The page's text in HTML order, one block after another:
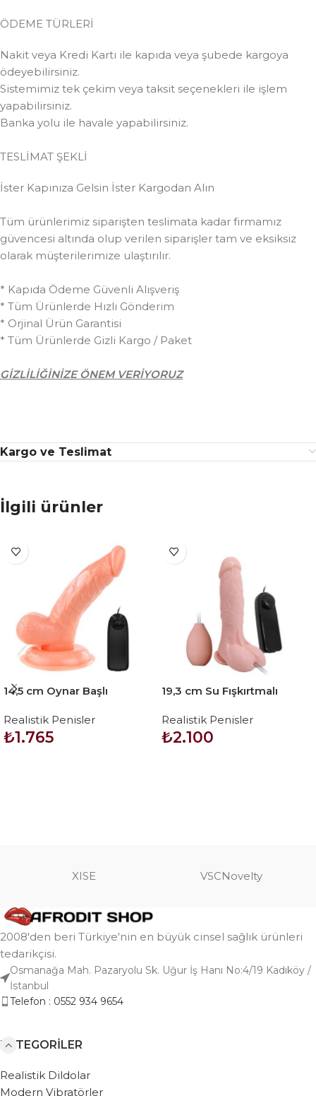
ÖDEME TÜRLERİ
Nakit veya Kredi Kartı ile kapıda veya şubede kargoya
ödeyebilirsiniz.
Sistemimiz tek çekim veya taksit seçenekleri ile işlem
yapabilirsiniz.
Banka yolu ile havale yapabilirsiniz.
TESLİMAT ŞEKLİ
İster Kapınıza Gelsin İster Kargodan Alın
Tüm ürünlerimiz siparişten teslimata kadar firmamız
güvencesi altında olup verilen siparişler tam ve eksiksiz
olarak müşterilerimize ulaştırılır.
* Kapıda Ödeme Güvenli Alışveriş
* Tüm Ürünlerde Hızlı Gönderim
* Orjinal Ürün Garantisi
* Tüm Ürünlerde Gizli Kargo / Paket
GİZLİLİĞİNİZE ÖNEM VERİYORUZ
Kargo ve Teslimat
İlgili ürünler
14,5 cm Oynar Başlı
Penis – Rota Dong
Realistik Penisler
₺1.765
19,3 cm Su Fışkırtmalı
Anal Vajinal Dildo
Mastürbatör
Realistik Penisler
₺2.100
XISE VSCNovelty
2008'den beri Türkiye'nin en büyük cinsel sağlık ürünleri
tedarikçisi.
Osmanağa Mah. Pazaryolu Sk. Uğur İş Hanı No:4/19 Kadıköy /
İstanbul
Telefon : 0552 934 9654
KATEGORILER
Realistik Dildolar
Modern Vibratörler